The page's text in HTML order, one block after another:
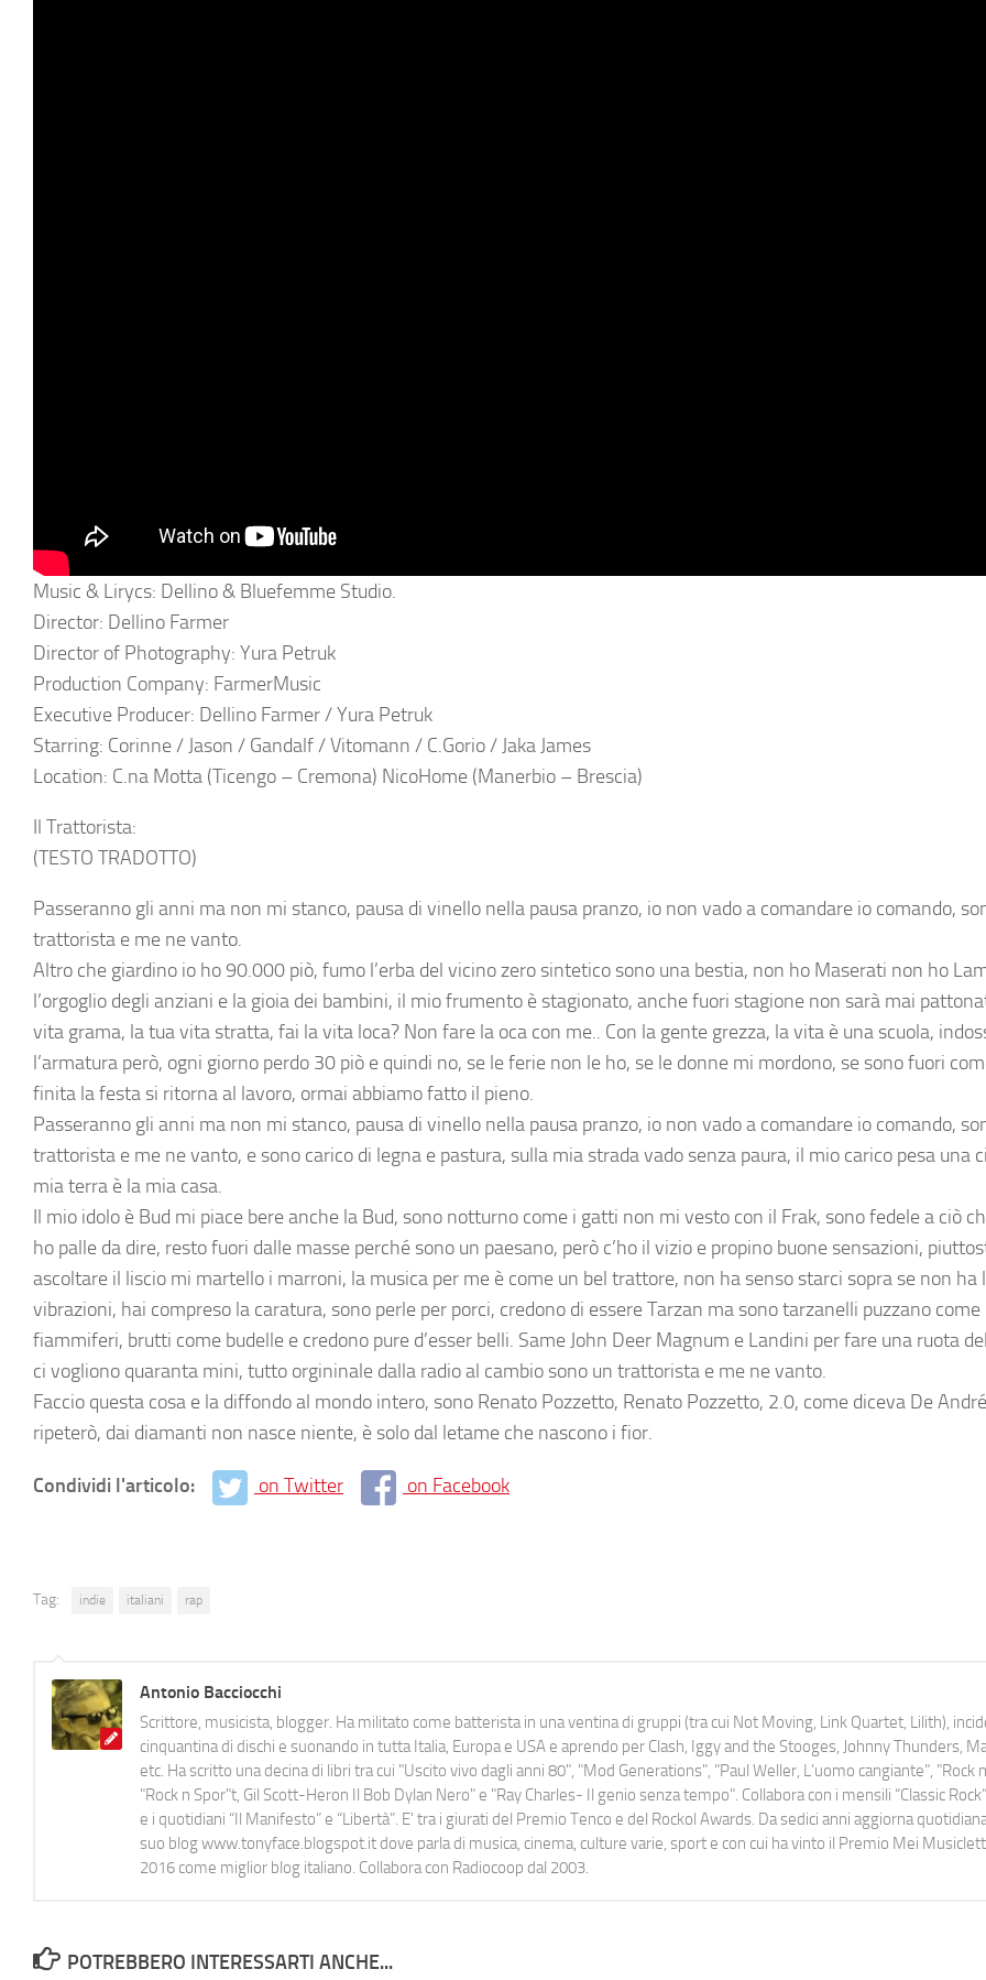
Music & Lirycs: Dellino & Bluefemme Studio.
Director: Dellino Farmer
Director of Photography: Yura Petruk
Production Company: FarmerMusic
Executive Producer: Dellino Farmer / Yura Petruk
Starring: Corinne / Jason / Gandalf / Vitomann / C.Gorio / Jaka James
Location: C.na Motta (Ticengo – Cremona) NicoHome (Manerbio – Brescia)
Il Trattorista:
(TESTO TRADOTTO)
Passeranno gli anni ma non mi stanco, pausa di vinello nella pausa pranzo, io non vado a comandare io comando,
trattorista e me ne vanto.
Altro che giardino io ho 90.000 piò, fumo l’erba del vicino zero sintetico sono una bestia, non ho Maserati non ho
l’orgoglio degli anziani e la gioia dei bambini, il mio frumento è stagionato, anche fuori stagione non sarà mai
vita grama, la tua vita stratta, fai la vita loca? Non fare la oca con me.. Con la gente grezza, la vita è una scuola,
l’armatura però, ogni giorno perdo 30 piò e quindi no, se le ferie non le ho, se le donne mi mordono, se sono fuori
finita la festa si ritorna al lavoro, ormai abbiamo fatto il pieno.
Passeranno gli anni ma non mi stanco, pausa di vinello nella pausa pranzo, io non vado a comandare io comando,
trattorista e me ne vanto, e sono carico di legna e pastura, sulla mia strada vado senza paura, il mio carico pesa una
mia terra è la mia casa.
Il mio idolo è Bud mi piace bere anche la Bud, sono notturno come i gatti non mi vesto con il Frak, sono fedele a ciò
ho palle da dire, resto fuori dalle masse perché sono un paesano, però c’ho il vizio e propino buone sensazioni,
ascoltare il liscio mi martello i marroni, la musica per me è come un bel trattore, non ha senso starci sopra se non ha
vibrazioni, hai compreso la caratura, sono perle per porci, credono di essere Tarzan ma sono tarzanelli puzzano come
fiammiferi, brutti come budelle e credono pure d’esser belli. Same John Deer Magnum e Landini per fare una ruota
ci vogliono quaranta mini, tutto orgininale dalla radio al cambio sono un trattorista e me ne vanto.
Faccio questa cosa e la diffondo al mondo intero, sono Renato Pozzetto, Renato Pozzetto, 2.0, come diceva De
ripeterò, dai diamanti non nasce niente, è solo dal letame che nascono i fior.
Condividi l'articolo: on Twitter on Facebook
Tag: indie italiani rap
Antonio Bacciocchi
Scrittore, musicista, blogger. Ha militato come batterista in una ventina di gruppi (tra cui Not Moving, Link Quartet, Lilith),
cinquantina di dischi e suonando in tutta Italia, Europa e USA e aprendo per Clash, Iggy and the Stooges, Johnny Thunders,
etc. Ha scritto una decina di libri tra cui "Uscito vivo dagli anni 80", "Mod Generations", "Paul Weller, L’uomo cangiante", "Rock
"Rock n Spor"t, Gil Scott-Heron Il Bob Dylan Nero" e "Ray Charles- Il genio senza tempo". Collabora con i mensili “Classic
e i quotidiani “Il Manifesto” e “Libertà”. E' tra i giurati del Premio Tenco e del Rockol Awards. Da sedici anni aggiorna
suo blog www.tonyface.blogspot.it dove parla di musica, cinema, culture varie, sport e con cui ha vinto il Premio Mei
2016 come miglior blog italiano. Collabora con Radiocoop dal 2003.
POTREBBERO INTERESSARTI ANCHE...